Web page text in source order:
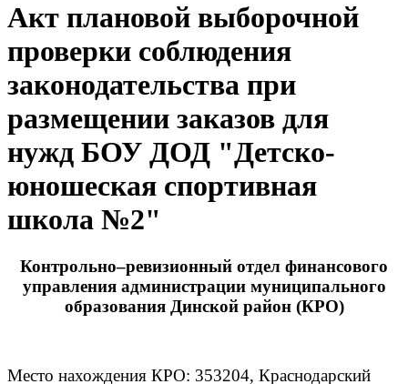
Акт плановой выборочной
проверки соблюдения
законодательства при
размещении заказов для
нужд БОУ ДОД "Детско-
юношеская спортивная
школа №2"
Контрольно–ревизионный отдел финансового
управления администрации муниципального
образования Динской район (КРО)
Место нахождения КРО: 353204, Краснодарский